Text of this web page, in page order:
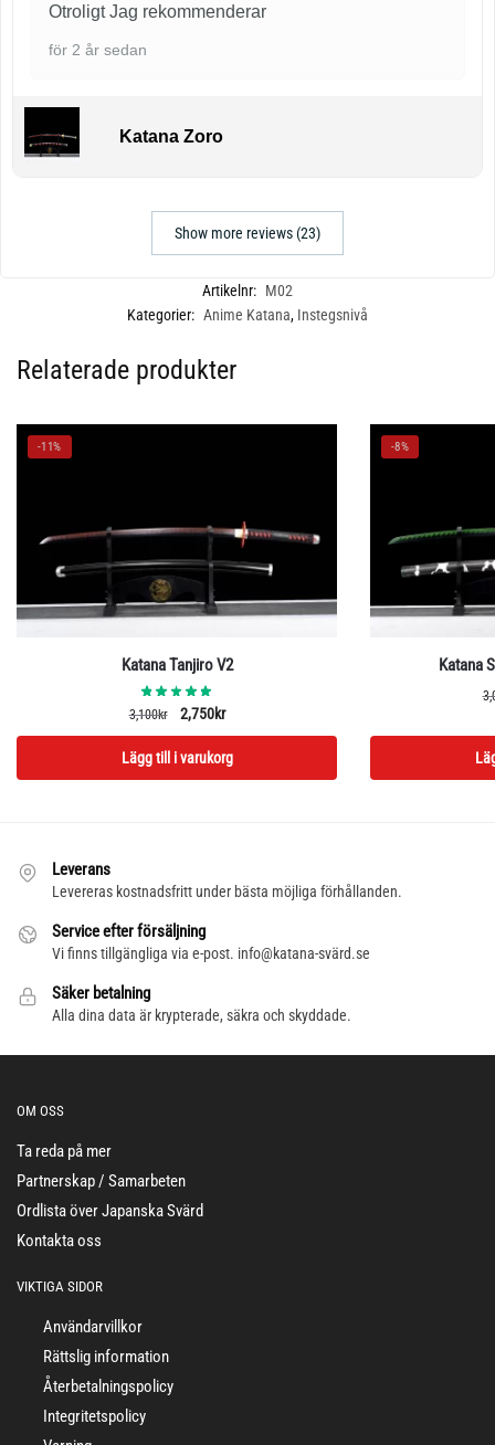
Otroligt Jag rekommenderar
för 2 år sedan
Katana Zoro
Show more reviews (23)
Artikelnr: M02
Kategorier: Anime Katana, Instegsnivå
Relaterade produkter
-11%
Katana Tanjiro V2
3,100kr
Det
ursprungliga
priset
var:
2,750krDet
nuvarande
priset
är:
Lägg till i varukorg
-8%
Katana
Leverans
Levereras kostnadsfritt under bästa möjliga förhållanden.
Service efter försäljning
Vi finns tillgängliga via e-post. info@katana-svärd.se
Säker betalning
Alla dina data är krypterade, säkra och skyddade.
OM OSS
Ta reda på mer
Partnerskap / Samarbeten
Ordlista över Japanska Svärd
Kontakta oss
VIKTIGA SIDOR
Användarvillkor
Rättslig information
Återbetalningspolicy
Integritetspolicy